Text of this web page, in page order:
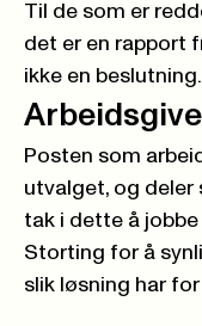
Til de som er
det er en rapport
ikke en
Posten som
utvalget, og deler
tak i dette å
Storting for å
slik løsning har